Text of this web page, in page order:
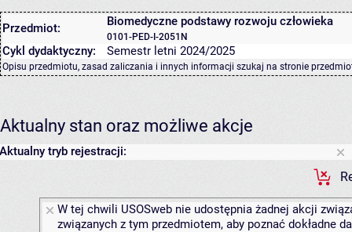
Przedmiot: Biomedyczne podstawy rozwoju człowieka
0101-PED-I-2051N
Cykl dydaktyczny: Semestr letni 2024/2025
Opisu przedmiotu, zasad zaliczania i innych informacji szukaj na stronie
Aktualny stan oraz możliwe akcje
Aktualny tryb rejestracji:
W tej chwili USOSweb nie udostępnia żadnej akcji
związanych z tym przedmiotem, aby poznać dokładne